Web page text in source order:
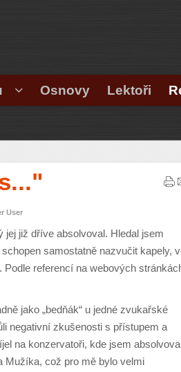
Osnovy Lektoři
User
již dříve absolvoval. Hledal jsem
samostatně nazvučit kapely,
referencí na webových
jako „bedňák“ u jedné zvukařské
negativní zkušenosti s přístupem a
na konzervatoři, kde jsem
Mužíka, což pro mě bylo velmi